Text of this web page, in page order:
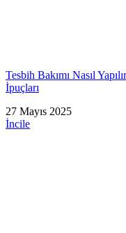
Tesbih Bakımı Nasıl
İpuçları
27 Mayıs 2025
İncile